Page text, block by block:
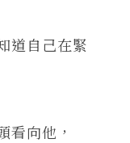
自己在緊
向他，